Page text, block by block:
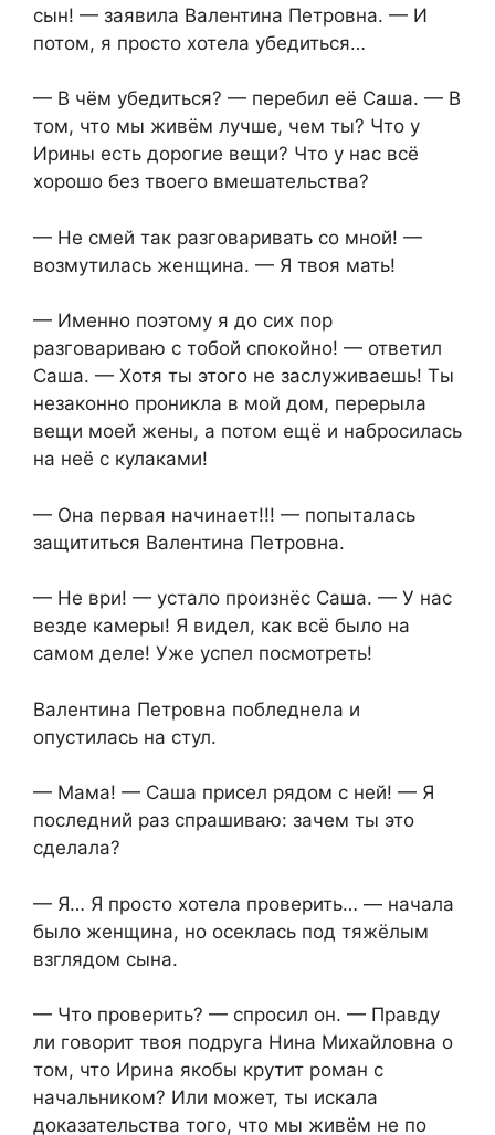
сын! — заявила Валентина Петровна. — И
потом, я просто хотела убедиться…
— В чём убедиться? — перебил её Саша. — В
том, что мы живём лучше, чем ты? Что у
Ирины есть дорогие вещи? Что у нас всё
хорошо без твоего вмешательства?
— Не смей так разговаривать со мной! —
возмутилась женщина. — Я твоя мать!
— Именно поэтому я до сих пор
разговариваю с тобой спокойно! — ответил
Саша. — Хотя ты этого не заслуживаешь! Ты
незаконно проникла в мой дом, перерыла
вещи моей жены, а потом ещё и набросилась
на неё с кулаками!
— Она первая начинает!!! — попыталась
защититься Валентина Петровна.
— Не ври! — устало произнёс Саша. — У нас
везде камеры! Я видел, как всё было на
самом деле! Уже успел посмотреть!
Валентина Петровна побледнела и
опустилась на стул.
— Мама! — Саша присел рядом с ней! — Я
последний раз спрашиваю: зачем ты это
сделала?
— Я… Я просто хотела проверить… — начала
было женщина, но осеклась под тяжёлым
взглядом сына.
— Что проверить? — спросил он. — Правду
ли говорит твоя подруга Нина Михайловна о
том, что Ирина якобы крутит роман с
начальником? Или может, ты искала
доказательства того, что мы живём не по